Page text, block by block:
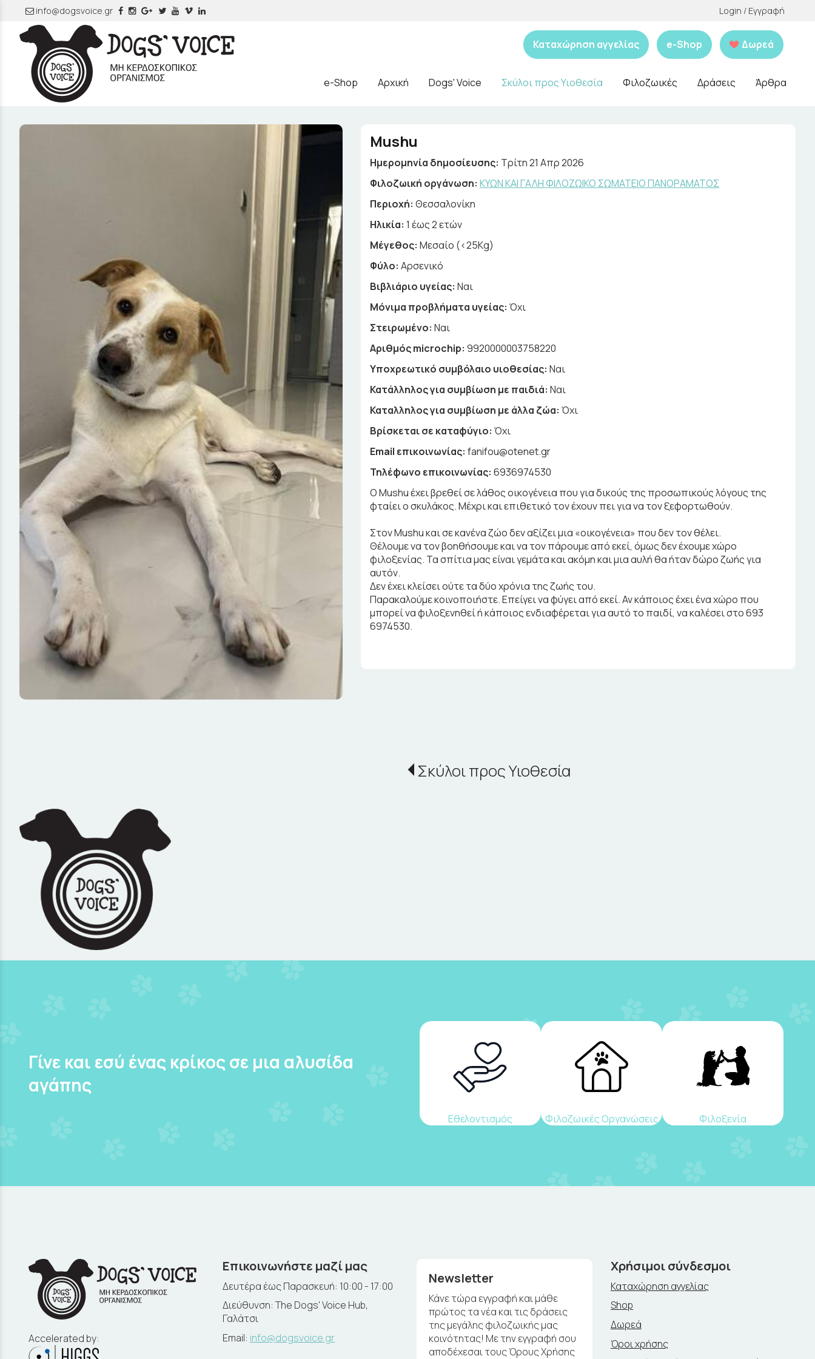
info@dogsvoice.gr Login / Εγγραφή
Καταχώρηση αγγελίας e-Shop Δωρεά
e-Shop Αρχική Dogs' Voice Σκύλοι προς Υιοθεσία Φιλοζωικές Δράσεις Άρθρα
Mushu
Ημερομηνία δημοσίευσης: Τρίτη 21 Απρ 2026
Φιλοζωική οργάνωση:ΚΥΩΝ ΚΑΙ ΓΑΛΗ ΦΙΛΟΖΩΙΚΟ ΣΩΜΑΤΕΙΟ ΠΑΝΟΡΑΜΑΤΟΣ
Περιοχή:Θεσσαλονίκη
Ηλικία:1 έως 2 ετών
Μέγεθος:Μεσαίο (<25Kg)
Φύλο:Αρσενικό
Βιβλιάριο υγείας: Ναι
Μόνιμα προβλήματα υγείας: Όχι
Στειρωμένο: Ναι
Αριθμός microchip: 9920000003758220
Υποχρεωτικό συμβόλαιο υιοθεσίας: Ναι
Κατάλληλος για συμβίωση με παιδιά: Ναι
Καταλληλος για συμβίωση με άλλα ζώα: Όχι
Βρίσκεται σε καταφύγιο: Όχι
Email επικοινωνίας: fanifou@otenet.gr
Τηλέφωνο επικοινωνίας: 6936974530
Ο Mushu έχει βρεθεί σε λάθος οικογένεια που για δικούς της προσωπικούς λόγους της
φταίει ο σκυλάκος. Μέχρι και επιθετικό τον έχουν πει για να τον ξεφορτωθούν.
Στον Mushu και σε κανένα ζώο δεν αξίζει μια «οικογένεια» που δεν τον θέλει.
Θέλουμε να τον βοηθήσουμε και να τον πάρουμε από εκεί, όμως δεν έχουμε χώρο
φιλοξενίας. Τα σπίτια μας είναι γεμάτα και ακόμη και μια αυλή θα ήταν δώρο ζωής για
αυτόν.
Δεν έχει κλείσει ούτε τα δύο χρόνια της ζωής του.
Παρακαλούμε κοινοποιήστε. Επείγει να φύγει από εκεί. Αν κάποιος έχει ένα χώρο που
μπορεί να φιλοξενηθεί ή κάποιος ενδιαφέρεται για αυτό το παιδί, να καλέσει στο 693
6974530.
Σκύλοι προς Υιοθεσία
Γίνε και εσύ ένας κρίκος σε μια αλυσίδα
αγάπης
Εθελοντισμός Φιλοζωικές Οργανώσεις Φιλοξενία
Accelerated by:
Επικοινωνήστε μαζί μας
Δευτέρα έως Παρασκευή: 10:00 - 17:00
Διεύθυνση: The Dogs' Voice Hub,
Γαλάτσι
Email: info@dogsvoice.gr
Newsletter
Κάνε τώρα εγγραφή και μάθε
πρώτος τα νέα και τις δράσεις
της μεγάλης φιλοζωικής μας
κοινότητας! Με την εγγραφή σου
αποδέχεσαι τους Όρους Χρήσης
Χρήσιμοι σύνδεσμοι
Καταχώρηση αγγελίας
Shop
Δωρεά
Όροι χρήσης